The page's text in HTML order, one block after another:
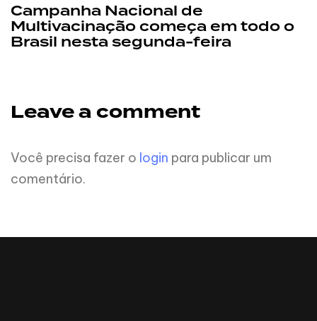
Campanha Nacional de
Multivacinação começa em todo o
Brasil nesta segunda-feira
Leave a comment
Você precisa fazer o login para publicar um
comentário.